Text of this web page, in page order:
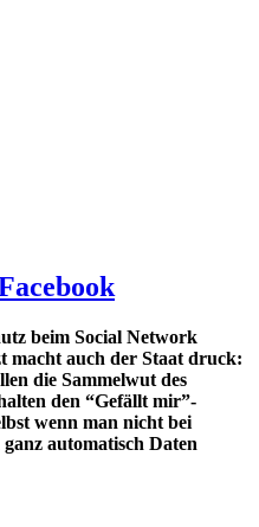
beim Social Network
macht auch der Staat druck:
die Sammelwut des
den “Gefällt mir”-
wenn man nicht bei
automatisch Daten